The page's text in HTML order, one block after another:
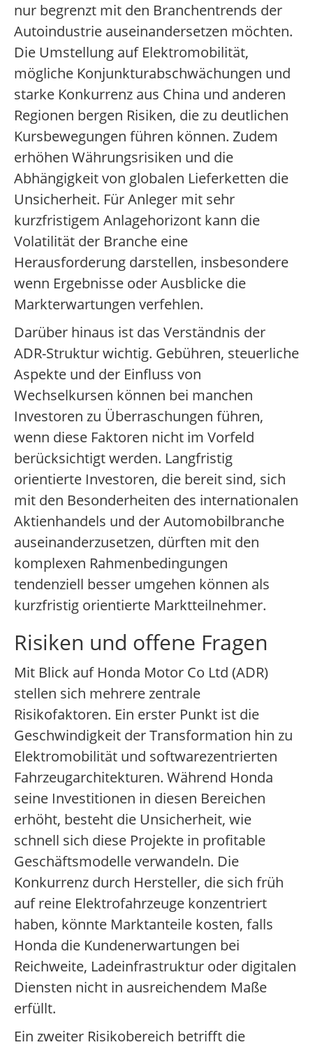
nur begrenzt mit den Branchentrends der
Autoindustrie auseinandersetzen möchten.
Die Umstellung auf Elektromobilität,
mögliche Konjunkturabschwächungen und
starke Konkurrenz aus China und anderen
Regionen bergen Risiken, die zu deutlichen
Kursbewegungen führen können. Zudem
erhöhen Währungsrisiken und die
Abhängigkeit von globalen Lieferketten die
Unsicherheit. Für Anleger mit sehr
kurzfristigem Anlagehorizont kann die
Volatilität der Branche eine
Herausforderung darstellen, insbesondere
wenn Ergebnisse oder Ausblicke die
Markterwartungen verfehlen.
Darüber hinaus ist das Verständnis der
ADR-Struktur wichtig. Gebühren, steuerliche
Aspekte und der Einfluss von
Wechselkursen können bei manchen
Investoren zu Überraschungen führen,
wenn diese Faktoren nicht im Vorfeld
berücksichtigt werden. Langfristig
orientierte Investoren, die bereit sind, sich
mit den Besonderheiten des internationalen
Aktienhandels und der Automobilbranche
auseinanderzusetzen, dürften mit den
komplexen Rahmenbedingungen
tendenziell besser umgehen können als
kurzfristig orientierte Marktteilnehmer.
Risiken und offene Fragen
Mit Blick auf Honda Motor Co Ltd (ADR)
stellen sich mehrere zentrale
Risikofaktoren. Ein erster Punkt ist die
Geschwindigkeit der Transformation hin zu
Elektromobilität und softwarezentrierten
Fahrzeugarchitekturen. Während Honda
seine Investitionen in diesen Bereichen
erhöht, besteht die Unsicherheit, wie
schnell sich diese Projekte in profitable
Geschäftsmodelle verwandeln. Die
Konkurrenz durch Hersteller, die sich früh
auf reine Elektrofahrzeuge konzentriert
haben, könnte Marktanteile kosten, falls
Honda die Kundenerwartungen bei
Reichweite, Ladeinfrastruktur oder digitalen
Diensten nicht in ausreichendem Maße
erfüllt.
Ein zweiter Risikobereich betrifft die